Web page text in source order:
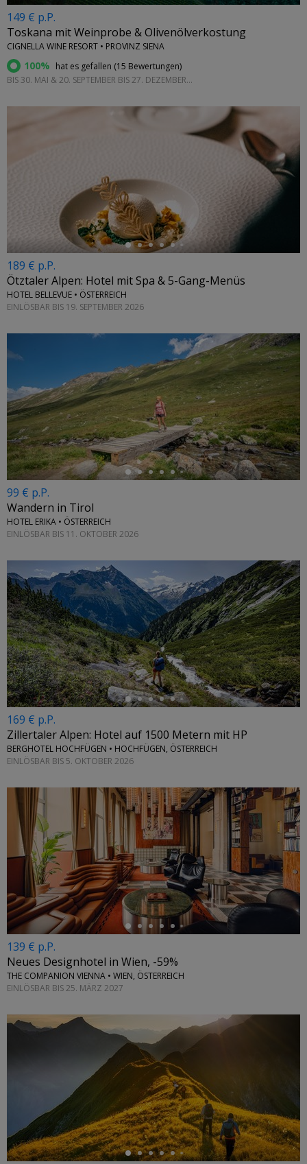
149 € p.P.
Toskana mit Weinprobe & Olivenölverkostung
CIGNELLA WINE RESORT • PROVINZ SIENA
100% hat es gefallen (15 Bewertungen)
BIS 30. MAI & 20. SEPTEMBER BIS 27. DEZEMBER 2027
189 € p.P.
Ötztaler Alpen: Hotel mit Spa & 5-Gang-Menüs
HOTEL BELLEVUE • ÖSTERREICH
EINLÖSBAR BIS 19. SEPTEMBER 2026
←
99 € p.P.
Wandern in Tirol
HOTEL ERIKA • ÖSTERREICH
EINLÖSBAR BIS 11. OKTOBER 2026
←
169 € p.P.
Zillertaler Alpen: Hotel auf 1500 Metern mit HP
BERGHOTEL HOCHFÜGEN • HOCHFÜGEN, ÖSTERREICH
EINLÖSBAR BIS 5. OKTOBER 2026
←
139 € p.P.
Neues Designhotel in Wien, -59%
THE COMPANION VIENNA • WIEN, ÖSTERREICH
EINLÖSBAR BIS 25. MÄRZ 2027